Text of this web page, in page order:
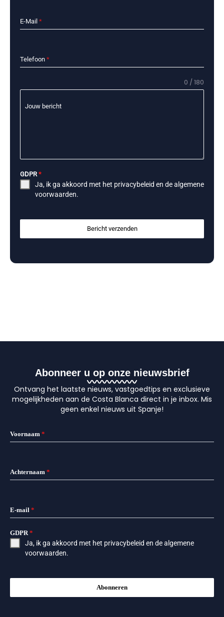
E-Mail *
Telefoon *
Jouw bericht
0 / 180
GDPR*
Ja, ik ga akkoord met het privacybeleid en dealgemene
voorwaarden.
Bericht verzenden
Abonneer u op onze nieuwsbrief
Ontvang het laatste nieuws, vastgoedtips en exclusieve
mogelijkheden aan de Costa Blanca direct in je inbox. Mis
geen enkel nieuws uit Spanje!
Voornaam *
Achternaam *
E-mail *
GDPR*
Ja, ik ga akkoord met het privacybeleid en dealgemene
voorwaarden.
Abonneren